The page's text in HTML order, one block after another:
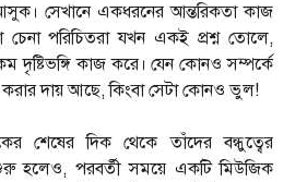
আসুক। সেখানে একধরনের আন্তরিকতা কাজ
চেনা পরিচিতরা যখন একই প্রশ্ন তোলে,
দৃষ্টিভঙ্গি কাজ করে। যেন কোনও সম্পর্কে
করার দায় আছে, কিংবা সেটা কোনও ভুল!
শেষের দিক থেকে তাঁদের বন্ধুত্বের
হলেও, পরবর্তী সময়ে একটি মিউজিক